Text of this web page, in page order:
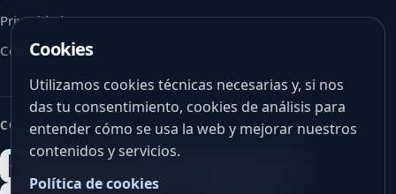
Privacidad
Cookies
CON EL APOYO DE
Cookies
Utilizamos cookies técnicas necesarias y, si nos
das tu consentimiento, cookies de análisis para
entender cómo se usa la web y mejorar nuestros
contenidos y servicios.
Política de cookies